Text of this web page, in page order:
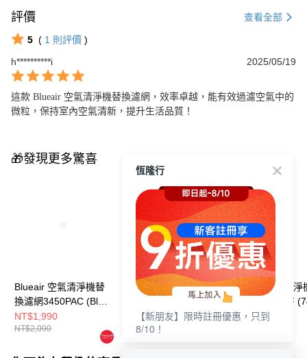
評價 查看全部
5 ( 1 則評價 )
h**********i
2025/05/19
這款 Blueair 空氣清淨機替換濾網，效率卓越，能有效過濾空氣中的
微粒，保持室內空氣清新，提升生活品質！
🎁發現更多驚喜
Blueair 空氣清淨機替
換濾網3450PAC (Blue
Max 3450i適用)
NT$1,990
NT$2,090
Blueair 空氣清淨機替
換濾網3350PAC (Blue
Max 3350i適用)
NT$1,790
NT$1,890
Blueair 空氣清淨
換濾網7400SF
• 7440i • 7470i適
NT$5,190
恆隆行
【新朋友】限時註冊優惠，只到
8/10！